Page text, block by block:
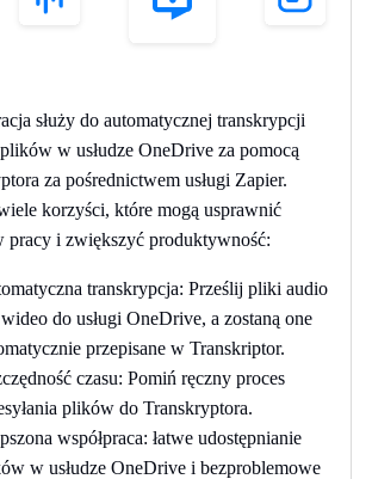
służy do automatycznej transkrypcji
w usłudze OneDrive za pomocą
za pośrednictwem usługi Zapier.
korzyści, które mogą usprawnić
pracy i zwiększyć produktywność:
transkrypcja: Prześlij pliki audio
do usługi OneDrive, a zostaną one
przepisane w Transkriptor.
czasu: Pomiń ręczny proces
plików do Transkryptora.
współpraca: łatwe udostępnianie
w usłudze OneDrive i bezproblemowe